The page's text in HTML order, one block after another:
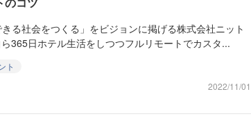
きる社会をつくる」をビジョンに掲げる株式会社ニット
ら365日ホテル生活をしつつフルリモートでカスタ...
ト
2022/11/01